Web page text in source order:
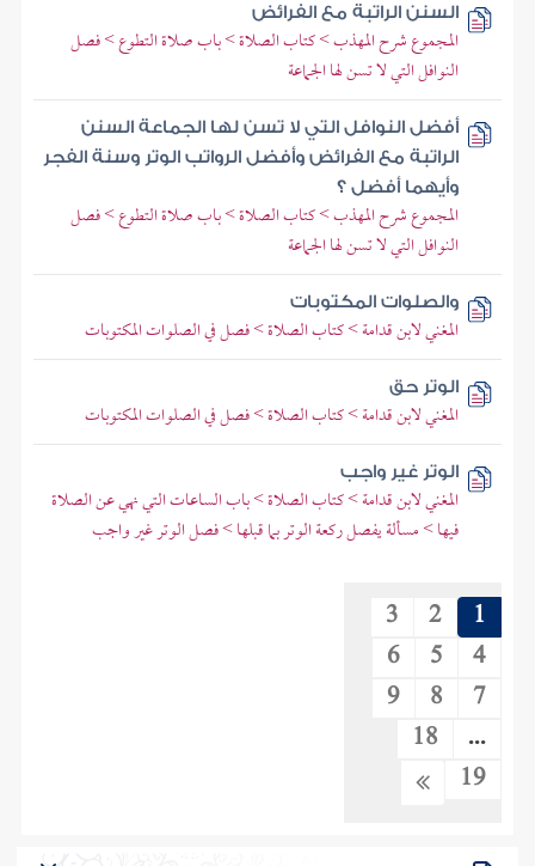
السنن الراتبة مع الفرائض
المجموع شرح المهذب > كتاب الصلاة > باب صلاة التطوع > فصل
النوافل التي لا تسن لها الجماعة
أفضل النوافل التي لا تسن لها الجماعة السنن
الراتبة مع الفرائض وأفضل الرواتب الوتر وسنة الفجر
وأيهما أفضل ؟
المجموع شرح المهذب > كتاب الصلاة > باب صلاة التطوع > فصل
النوافل التي لا تسن لها الجماعة
والصلوات المكتوبات
المغني لابن قدامة > كتاب الصلاة > فصل في الصلوات المكتوبات
الوتر حق
المغني لابن قدامة > كتاب الصلاة > فصل في الصلوات المكتوبات
الوتر غير واجب
المغني لابن قدامة > كتاب الصلاة > باب الساعات التي نهي عن الصلاة
فيها > مسألة يفصل ركعة الوتر بما قبلها > فصل الوتر غير واجب
1
2
3
4
5
6
7
8
9
...
18
19